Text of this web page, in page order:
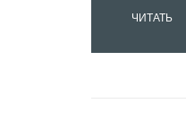
ЧИТАТЬ